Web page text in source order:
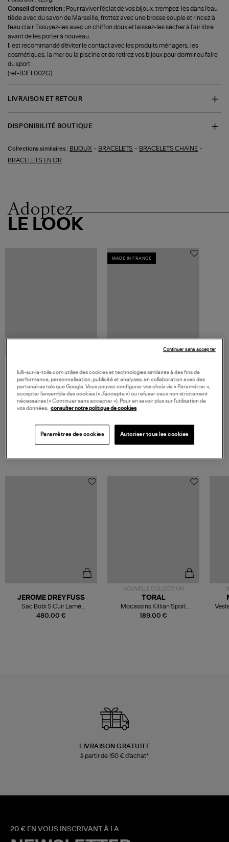
Conseil d'entretien : Pour raviver l'éclat de vos bijoux, trempez-les dans l'eau
tiède avec du savon de Marseille, frottez avec une brosse souple et rincez à
l'eau clair. Essuyez-les avec un chiffon doux et laissez-les sécher à l'air libre
avant de les porter à nouveau.
Il est recommandé d'éviter le contact avec les produits ménagers, les
cosmétiques, la mer ou la piscine et de retirez vos bijoux pour dormir ou faire
du sport.
(ref-B3FL002G)
LIVRAISON ET RETOUR
DISPONIBILITÉ BOUTIQUE
Collections similaires : BIJOUX - BRACELETS - BRACELETS CHAINE -
BRACELETS EN OR
Adoptez
LE LOOK
MADE IN FRANCE
495,00 €
GIGI CLOZEAU
Bracelet Rose Résine Or Rose
VOS DERNIERS PRODUITS VUS
480,00 €
JEROME DREYFUSS
Sac Bobi S Cuir Lamé
Champagne
NOUVELLE COLLECTION
189,00 €
TORAL
Mocassins Killian Sport
Mousse
LIVRAISON GRATUITE
à partir de 150 € d'achat*
20 € EN VOUS INSCRIVANT À LA
lulli-sur-la-toile.com utilise des cookies et technologies similaires à des fins de
performance, personnalisation, publicité et analyses, en collaboration avec des
partenaires tels que Google. Vous pouvez configurer vos choix via « Paramétrer »,
accepter l’ensemble des cookies (« J’accepte ») ou refuser ceux non strictement
nécessaires (« Continuer sans accepter »). Pour en savoir plus sur l’utilisation de
vos données,
consulter notre politique de cookies
Paramètres des cookies Autoriser tous les cookies
Continuer sans accepter